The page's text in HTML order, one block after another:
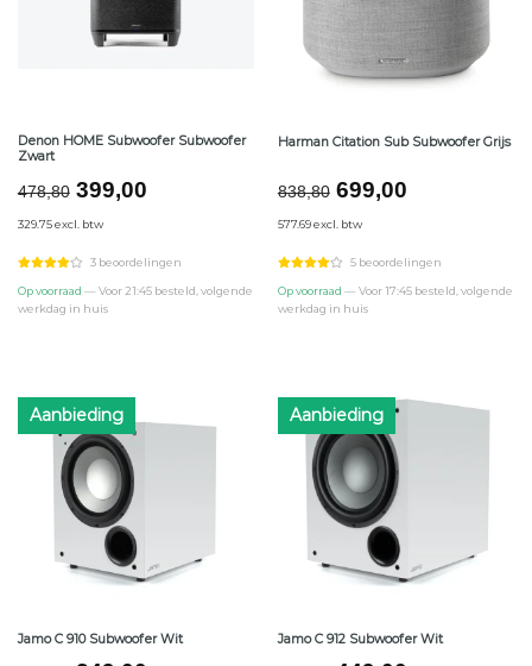
Denon HOME Subwoofer Subwoofer
Zwart
478,80 Oorspronkelijke
was:
€478,80.
399,00Huidige
€399,00.
329.75 excl. btw
3 beoordelingen
Op voorraad — Voor 21:45 besteld, volgende
werkdag in huis
Harman Citation Sub Subwoofer Grijs
838,80 Oorspronkelijke
was:
€838,80.
699,00Huidige
€699,00.
577.69 excl. btw
5 beoordelingen
Op voorraad — Voor 17:45 besteld, volgende
werkdag in huis
Aanbieding
Jamo C 910 Subwoofer Wit
Aanbieding
Jamo C 912 Subwoofer Wit